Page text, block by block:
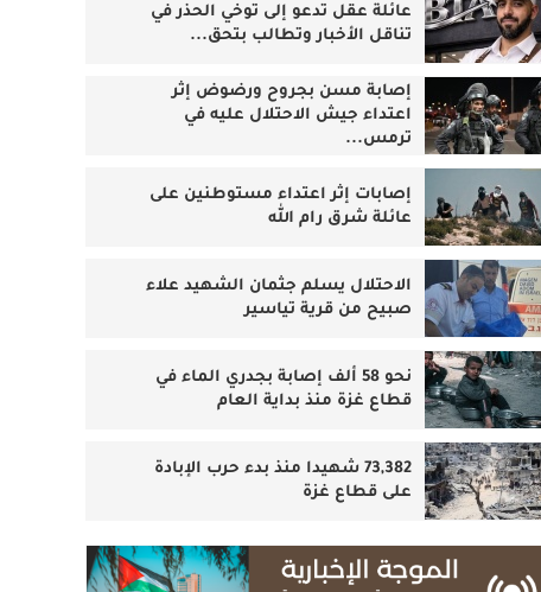
عائلة عقل تدعو إلى توخي الحذر في
تناقل الأخبار وتطالب بتحق...
إصابة مسن بجروح ورضوض إثر
اعتداء جيش الاحتلال عليه في
ترمس...
‏إصابات إثر اعتداء مستوطنين على
عائلة شرق رام الله
الاحتلال يسلم جثمان الشهيد علاء
صبيح من قرية تياسير
نحو 58 ألف إصابة بجدري الماء في
قطاع غزة منذ بداية العام
73,382 شهيدا منذ بدء حرب الإبادة
على قطاع غزة